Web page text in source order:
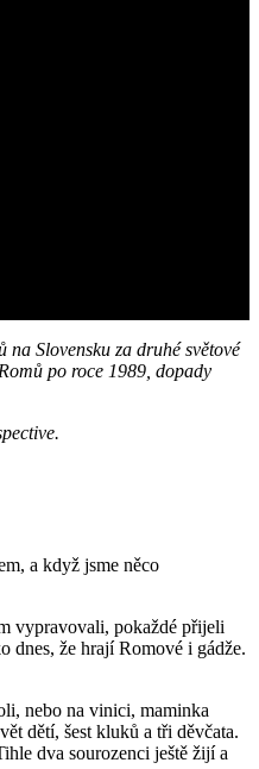
Slovensku za druhé světové
po roce 1989, dopady
a když jsme něco
vypravovali, pokaždé přijeli
dnes, že hrají Romové i gádže.
nebo na vinici, maminka
dětí, šest kluků a tři děvčata.
dva sourozenci ještě žijí a